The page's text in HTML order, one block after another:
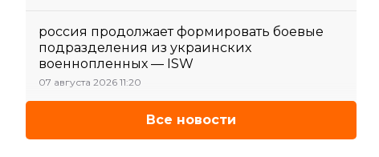
россия продолжает формировать боевые
подразделения из украинских
военнопленных — ISW
07 августа 2026 11:20
Все новости